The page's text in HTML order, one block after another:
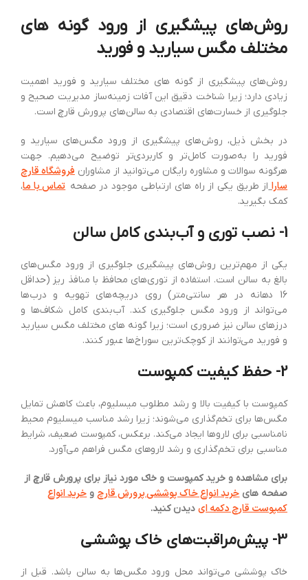
روش‌های پیشگیری از ورود گونه های
مختلف مگس سیارید و فورید
روش‌های پیشگیری از گونه های مختلف سیارید و فورید اهمیت
زیادی دارد؛ زیرا شناخت دقیق این آفات زمینه‌ساز مدیریت صحیح و
جلوگیری از خسارت‌های اقتصادی به سالن‌های پرورش قارچ است.
در بخش ذیل، روش‌های پیشگیری از ورود مگس‌های سیارید و
فورید را به‌صورت کامل‌تر و کاربردی‌تر توضیح می‌دهیم. جهت
هرگونه سوالات و مشاوره رایگان می‌توانید از مشاورانفروشگاه قارچ
سارا از طریق یکی از راه های ارتباطی موجود در صفحهتماس با ما،
کمک بگیرید.
1- نصب توری و آب‌بندی کامل سالن
یکی از مهم‌ترین روش‌های پیشگیری جلوگیری از ورود مگس‌های
بالغ به سالن است. استفاده از توری‌های محافظ با منافذ ریز (حداقل
16 دهانه در هر سانتی‌متر) روی دریچه‌های تهویه و درب‌ها
می‌تواند از ورود مگس جلوگیری کند. آب‌بندی کامل شکاف‌ها و
درزهای سالن نیز ضروری است؛ زیرا گونه های مختلف مگس سیارید
و فورید می‌توانند از کوچک‌ترین سوراخ‌ها عبور کنند.
2- حفظ کیفیت کمپوست
کمپوست با کیفیت بالا و رشد مطلوب میسلیوم، باعث کاهش تمایل
مگس‌ها برای تخم‌گذاری می‌شوند؛ زیرا رشد مناسب میسلیوم محیط
نامناسبی برای لاروها ایجاد می‌کند. برعکس، کمپوست ضعیف، شرایط
مناسبی برای تخم‌گذاری و رشد لاروهای مگس فراهم می‌آورد.
برای مشاهده و خرید کمپوست و خاک مورد نیاز برای پرورش قارچ از
صفحه هایخرید انواع خاک پوششی پرورش قارچ وخرید انواع
کمپوست قارچ دکمه ای دیدن کنید.
3- پیش‌مراقبت‌های خاک پوششی
خاک پوششی می‌تواند محل ورود مگس‌ها به سالن باشد. قبل از